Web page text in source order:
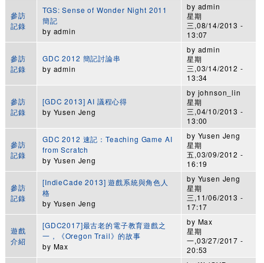
參訪
記錄
TGS: Sense of Wonder Night 2011
簡記
by admin
by admin
星期
三,08/14/2013 -
13:07
參訪
記錄
GDC 2012 簡記討論串
by admin
by admin
星期
三,03/14/2012 -
13:34
參訪
記錄
[GDC 2013] AI 議程心得
by Yusen Jeng
by johnson_lin
星期
三,04/10/2013 -
13:00
參訪
記錄
GDC 2012 速記：Teaching Game AI
from Scratch
by Yusen Jeng
by Yusen Jeng
星期
五,03/09/2012 -
16:19
參訪
記錄
[IndieCade 2013] 遊戲系統與角色人
格
by Yusen Jeng
by Yusen Jeng
星期
三,11/06/2013 -
17:17
遊戲
介紹
[GDC2017]最古老的電子教育遊戲之
一，《Oregon Trail》的故事
by Max
by Max
星期
一,03/27/2017 -
20:53